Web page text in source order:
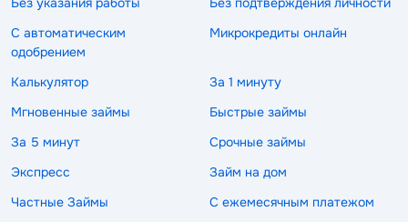
С автоматическим
одобрением
Микрокредиты онлайн
Калькулятор
За 1 минуту
Мгновенные займы
Быстрые займы
За 5 минут
Срочные займы
Экспресс
Займ на дом
Частные Займы
С ежемесячным платежом